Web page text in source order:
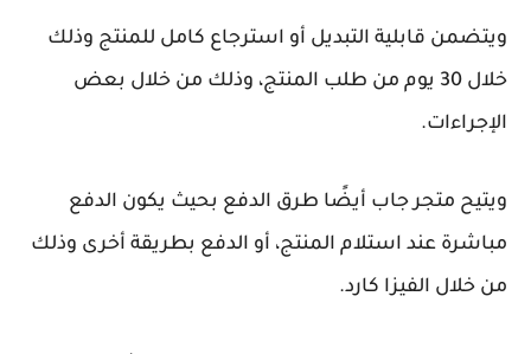
ويتضمن قابلية التبديل أو استرجاع كامل للمنتج وذلك
خلال 30 يوم من طلب المنتج، وذلك من خلال بعض
الإجراءات.
ويتيح متجر جاب أيضًا طرق الدفع بحيث يكون الدفع
مباشرة عند استلام المنتج، أو الدفع بطريقة أخرى وذلك
من خلال الفيزا كارد.